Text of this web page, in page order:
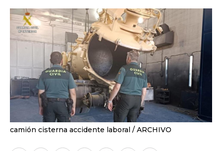
camión cisterna accidente laboral ARCHIVO